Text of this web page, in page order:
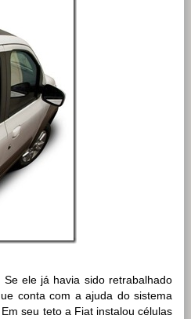
ele já havia sido retrabalhado
conta com a ajuda do sistema
seu teto a Fiat instalou células